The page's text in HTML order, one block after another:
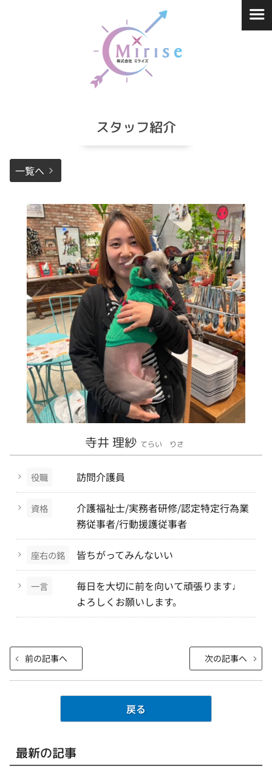
スタッフ紹介
一覧へ
寺井 理紗 てらい りさ
役職 訪問介護員
資格
介護福祉士/実務者研修/認定特定行為業
務従事者/行動援護従事者
座右の銘 皆ちがってみんないい
一言
毎日を大切に前を向いて頑張ります♩
よろしくお願いします。
投
稿
ナ
シ
前
の
投
前の記事へ
の
投
次の記事へ
戻る
最新の記事